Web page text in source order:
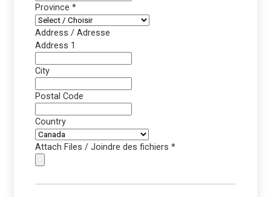
Province *
Address / Adresse
Address 1
City
Postal Code
Country
Attach Files / Joindre des fichiers *